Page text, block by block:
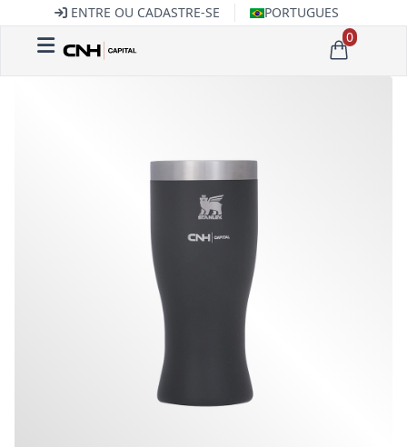
ENTRE OU CADASTRE-SE
PORTUGUES
0